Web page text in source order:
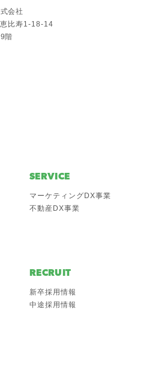
会社
比寿1-18-14
階
SERVICE
マーケティングDX事業
不動産DX事業
RECRUIT
新卒採用情報
中途採用情報